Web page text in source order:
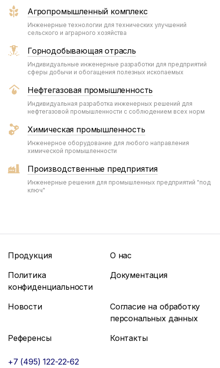
Агропромышленный комплекс
Инженерные технологии для технических улучшений
сельского и аграрного хозяйства
Горнодобывающая отрасль
Индивидуальные инженерные разработки для предприятий
сферы добычи и обогащения полезных ископаемых
Нефтегазовая промышленность
Индивидуальная разработка инженерных решений для
нефтегазовой промышленности с соблюдением всех норм
Химическая промышленность
Инженерное оборудование для любого направления
химической промышленности
Производственные предприятия
Инженерные решения для промышленных предприятий "под
ключ"
Продукция
О нас
Политика
конфиденциальности
Документация
Новости
Согласие на обработку
персональных данных
Референсы
Контакты
+7 (495) 122-22-62